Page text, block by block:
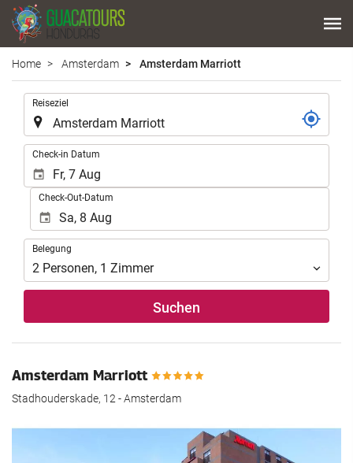
Home Amsterdam Amsterdam Marriott
Reiseziel
Check-in Datum
Check-Out-Datum
Belegung
Belegung
2 Personen, 1 Zimmer
Suchen
Amsterdam Marriott
Stadhouderskade, 12 - Amsterdam